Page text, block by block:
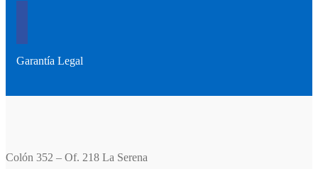
Garantía Legal
Colón 352 – Of. 218 La Serena